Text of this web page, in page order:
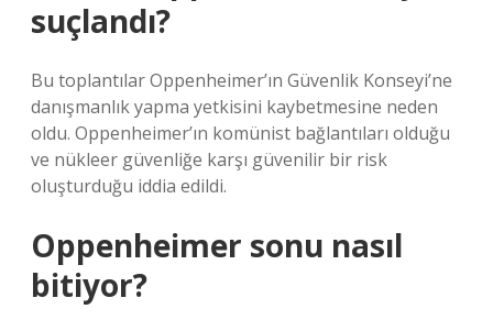
suçlandı?
Bu toplantılar Oppenheimer’ın Güvenlik Konseyi’ne
danışmanlık yapma yetkisini kaybetmesine neden
oldu. Oppenheimer’ın komünist bağlantıları olduğu
ve nükleer güvenliğe karşı güvenilir bir risk
oluşturduğu iddia edildi.
Oppenheimer sonu nasıl
bitiyor?